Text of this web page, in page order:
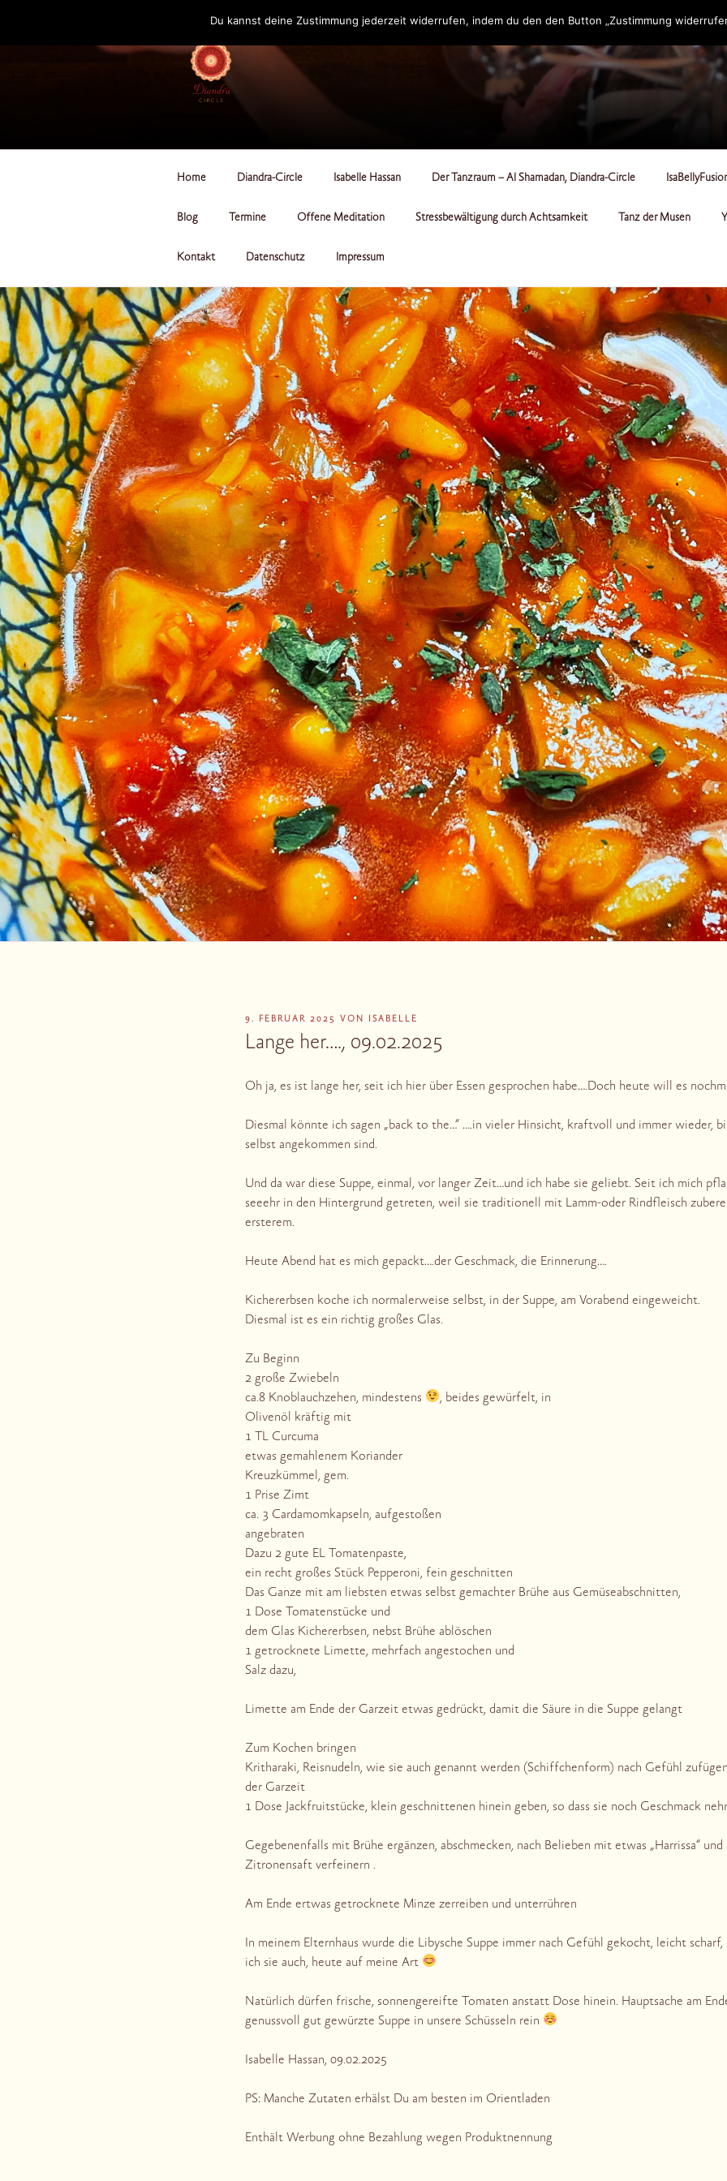
Home Diandra-Circle Isabelle Hassan Der Tanzraum – Al Shamadan, Diandra-Circle
Blog Termine Offene Meditation Stressbewältigung durch Achtsamkeit Tanz der Musen
Kontakt Datenschutz Impressum
VERÖFFENTLICHT
AM
9. FEBRUAR 2025 VON ISABELLE
Lange her…., 09.02.2025
Oh ja, es ist lange her, seit ich hier über Essen gesprochen habe….Doch heute will es
Diesmal könnte ich sagen „back to the…“ ….in vieler Hinsicht, kraftvoll und immer wieder,
selbst angekommen sind.
Und da war diese Suppe, einmal, vor langer Zeit…und ich habe sie geliebt. Seit ich mich
seeehr in den Hintergrund getreten, weil sie traditionell mit Lamm-oder Rindfleisch
ersterem.
Heute Abend hat es mich gepackt….der Geschmack, die Erinnerung….
Kichererbsen koche ich normalerweise selbst, in der Suppe, am Vorabend eingeweicht.
Diesmal ist es ein richtig großes Glas.
Zu Beginn
2 große Zwiebeln
ca.8 Knoblauchzehen, mindestens
, beides gewürfelt, in
Olivenöl kräftig mit
1 TL Curcuma
etwas gemahlenem Koriander
Kreuzkümmel, gem.
1 Prise Zimt
ca. 3 Cardamomkapseln, aufgestoßen
angebraten
Dazu 2 gute EL Tomatenpaste,
ein recht großes Stück Pepperoni, fein geschnitten
Das Ganze mit am liebsten etwas selbst gemachter Brühe aus Gemüseabschnitten,
1 Dose Tomatenstücke und
dem Glas Kichererbsen, nebst Brühe ablöschen
1 getrocknete Limette, mehrfach angestochen und
Salz dazu,
Limette am Ende der Garzeit etwas gedrückt, damit die Säure in die Suppe gelangt
Zum Kochen bringen
Kritharaki, Reisnudeln, wie sie auch genannt werden (Schiffchenform) nach Gefühl
der Garzeit
1 Dose Jackfruitstücke, klein geschnittenen hinein geben, so dass sie noch Geschmack
Gegebenenfalls mit Brühe ergänzen, abschmecken, nach Belieben mit etwas „Harrissa“
Zitronensaft verfeinern .
Am Ende ertwas getrocknete Minze zerreiben und unterrühren
In meinem Elternhaus wurde die Libysche Suppe immer nach Gefühl gekocht, leicht
ich sie auch, heute auf meine Art
Natürlich dürfen frische, sonnengereifte Tomaten anstatt Dose hinein. Hauptsache am
genussvoll gut gewürzte Suppe in unsere Schüsseln rein
Isabelle Hassan, 09.02.2025
PS: Manche Zutaten erhälst Du am besten im Orientladen
Enthält Werbung ohne Bezahlung wegen Produktnennung
Du kannst deine Zustimmung jederzeit widerrufen, indem du den den Button „Zustimmung